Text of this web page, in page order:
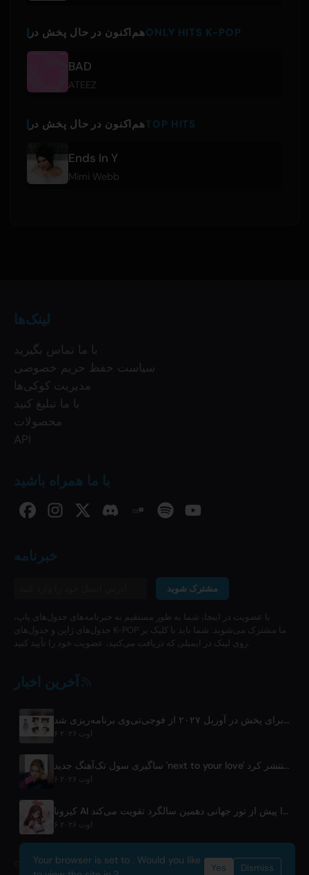
هم‌اکنون در حال پخش درONLY HITS K-POP
BAD
ATEEZ
هم‌اکنون در حال پخش درTOP HITS
Ends In Y
Mimi Webb
لینک‌ها
با ما تماس بگیرید
سیاست حفظ حریم خصوصی
مدیریت کوکی‌ها
با ما تبلیغ کنید
محصولات
API
با ما همراه باشید
خبرنامه
مشترک شوید
با عضویت در اینجا، شما به طور مستقیم به خبرنامه‌های جدول‌های پاپ،
جدول‌های ژاپن و جدول‌های K-POP ما مشترک می‌شوید. شما باید با کلیک بر
روی لینک در ایمیلی که دریافت می‌کنید، عضویت خود را تأیید کنید.
آخرین اخبار
انیمه تلویزیونی 'شوزن' برای پخش در آوریل ۲۰۲۷ از فوجی‌تی‌وی برنامه‌ریزی شد
۶ اوت ۲۰۲۶
ساگیری سول تک‌آهنگ جدید 'next to your love' را پس از وقفه منتشر کرد
۶ اوت ۲۰۲۶
کیزونا AI همکاری خود با آسوبی‌سیستم را پیش از تور جهانی دهمین سالگرد تقویت می‌کند
۶ اوت ۲۰۲۶
© 2026 OnlyHit. All rights reserved. - Metadata provided byACRCloud
Your browser is set to . Would you like
Yes Dismiss